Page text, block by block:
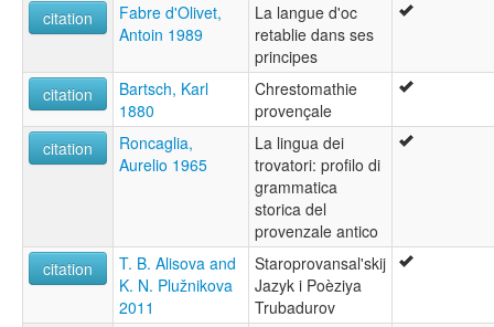
citation
Fabre d'Olivet,
Antoin 1989
La langue d'oc
retablie dans ses
principes
citation
Bartsch, Karl
1880
Chrestomathie
provençale
citation
Roncaglia,
Aurelio 1965
La lingua dei
trovatori: profilo di
grammatica
storica del
provenzale antico
citation
T. B. Alisova and
K. N. Plužnikova
2011
Staroprovansal'skij
Jazyk i Poèziya
Trubadurov